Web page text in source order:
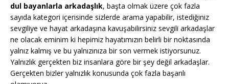
dul bayanlarla arkadaşlık, başta olmak üzere çok fazla
sayıda kategori içerisinde sizlerde arama yapabilir, istediğiniz
sevgiliye ve hayat arkadaşına kavuşabilirsiniz sevgili arkadaşlar
ne olacak eminim ki hepimiz hayatımızın belirli bir noktasında
yalnız kalmış ve bu yalnızınıza bir son vermek istiyorsunuz.
Yalnızlık gerçekten biz insanlara göre bir şey değil arkadaşlar.
Gerçekten bizler yalnızlık konusunda çok fazla başarılı